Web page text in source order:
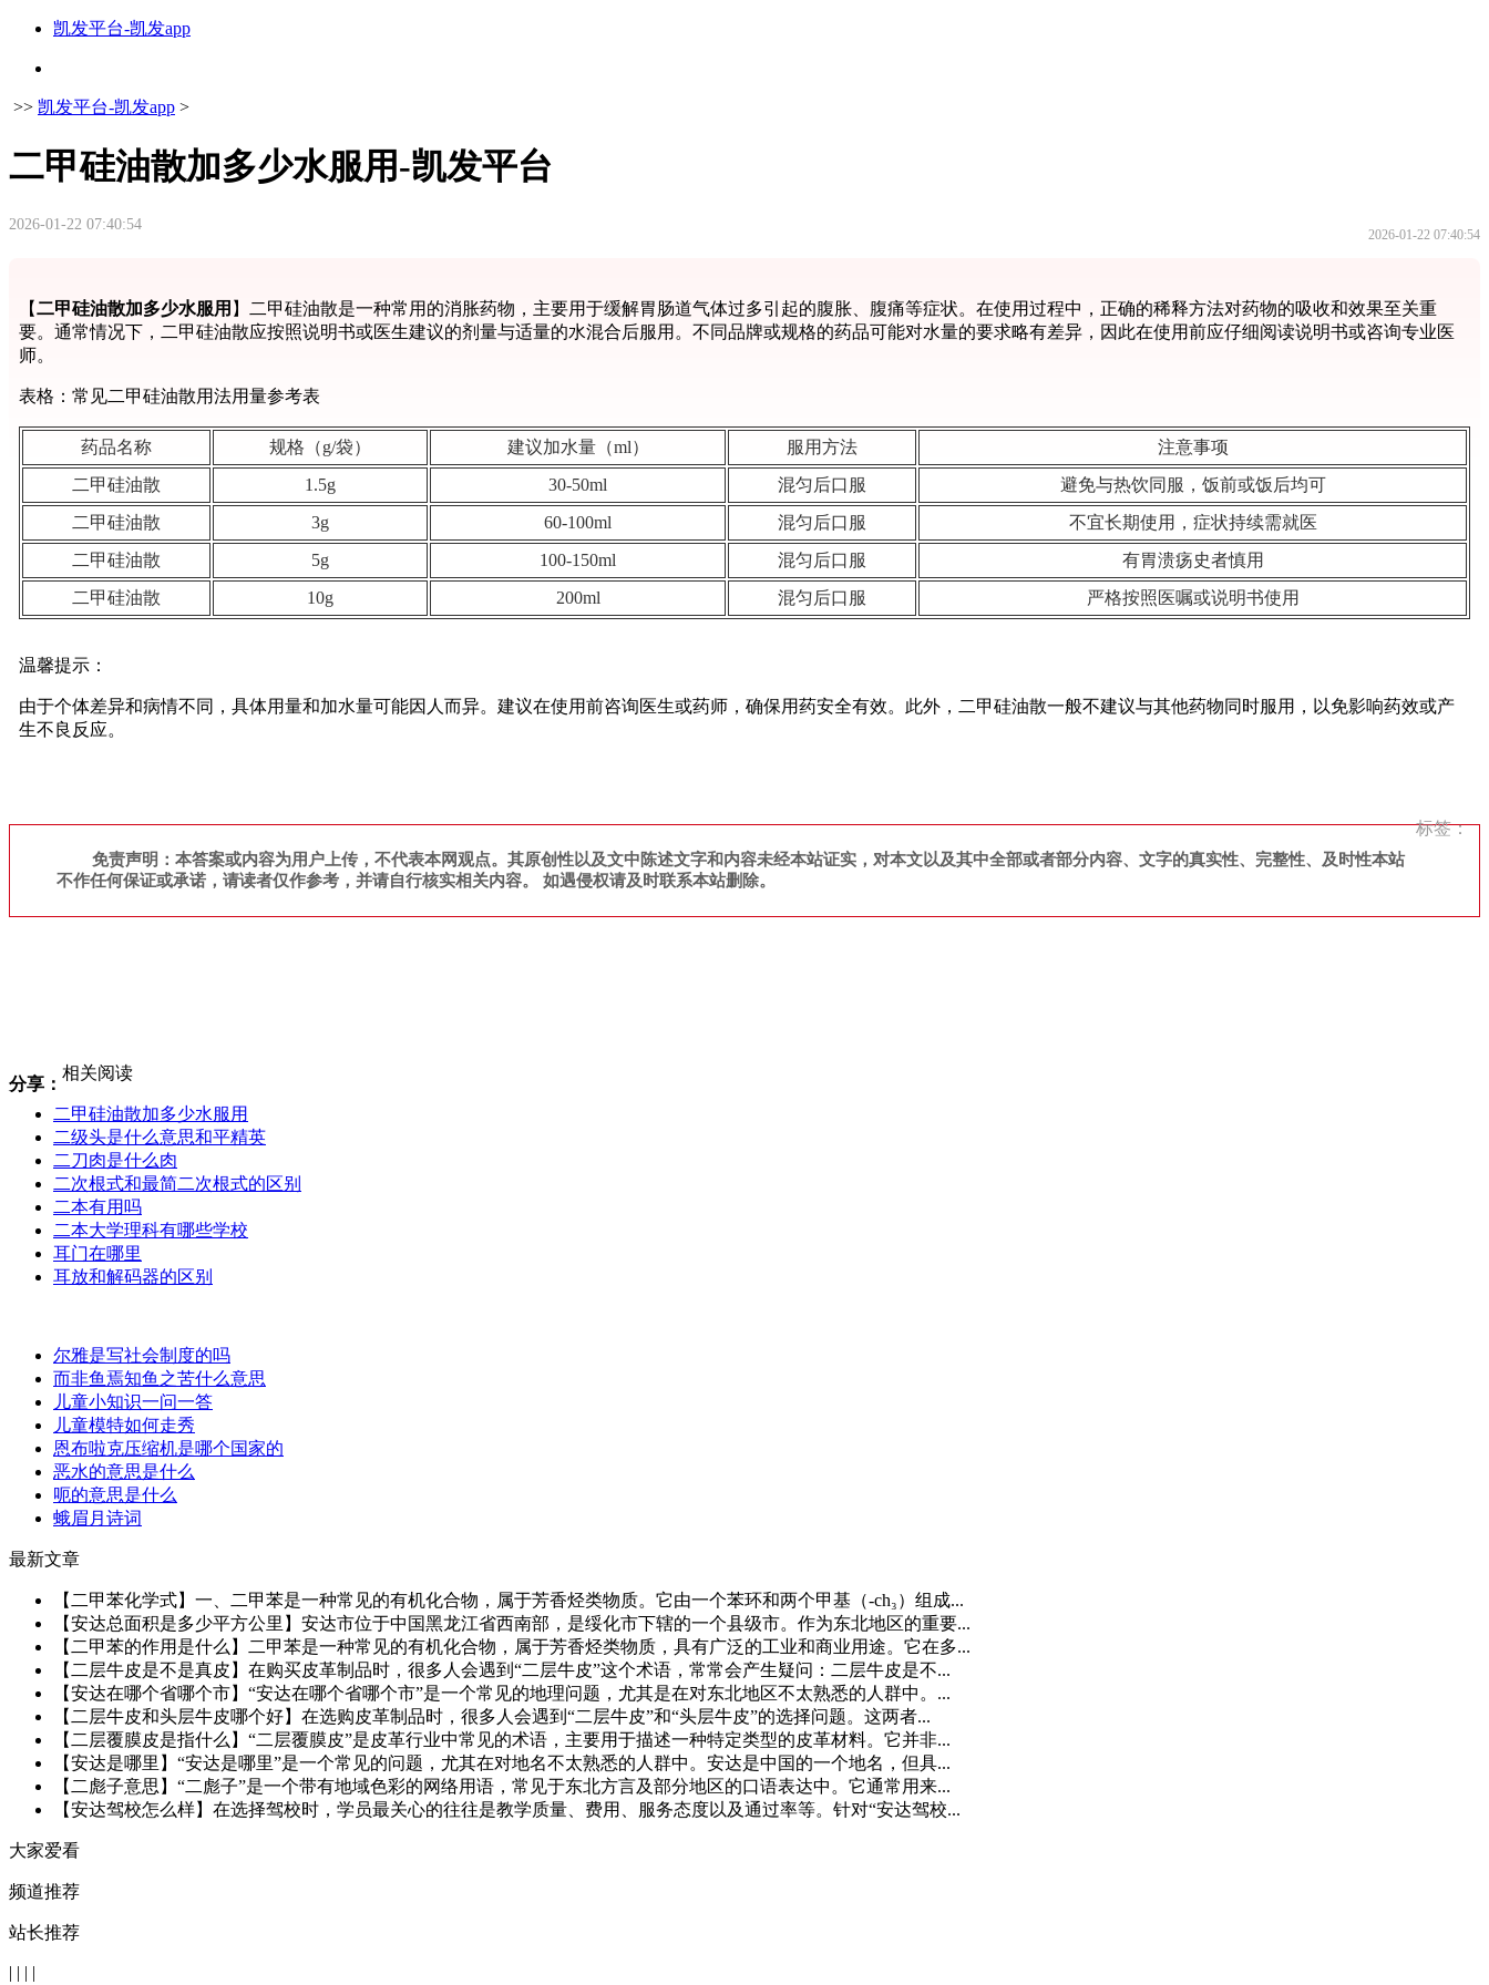
凯发平台-凯发app
>> 凯发平台-凯发app >
二甲硅油散加多少水服用-凯发平台
2026-01-22 07:40:54
2026-01-22 07:40:54
【二甲硅油散加多少水服用 】二甲硅油散是一种常用的消胀药物，主要用于缓解胃肠道气体过多引起的腹胀、腹痛等症状。在使用过程中，正确的稀释方法对药物的吸收和效果至关重
要。通常情况下，二甲硅油散应按照说明书或医生建议的剂量与适量的水混合后服用。不同品牌或规格的药品可能对水量的要求略有差异，因此在使用前应仔细阅读说明书或咨询专业医
师。
表格：常见二甲硅油散用法用量参考表
药品名称 规格（g/袋） 建议加水量（ml） 服用方法
注意事项
二甲硅油散
1.5g 30-50ml 混匀后口服
避免与热饮同服，饭前或饭后均可
二甲硅油散
3g 60-100ml 混匀后口服
不宜长期使用，症状持续需就医
二甲硅油散
5g 100-150ml 混匀后口服
有胃溃疡史者慎用
二甲硅油散
10g 200ml 混匀后口服 严格按照医嘱或说明书使用
温馨提示：
由于个体差异和病情不同，具体用量和加水量可能因人而异。建议在使用前咨询医生或药师，确保用药安全有效。此外，二甲硅油散一般不建议与其他药物同时服用，以免影响药效或产
生不良反应。
标签：
免责声明：本答案或内容为用户上传，不代表本网观点。其原创性以及文中陈述文字和内容未经本站证实，对本文以及其中全部或者部分内容、文字的真实性、完整性、及时性本站
不作任何保证或承诺，请读者仅作参考，并请自行核实相关内容。 如遇侵权请及时联系本站删除。
分享：
相关阅读
二甲硅油散加多少水服用
二级头是什么意思和平精英
二刀肉是什么肉
二次根式和最简二次根式的区别
二本有用吗
二本大学理科有哪些学校
耳门在哪里
耳放和解码器的区别
尔雅是写社会制度的吗
而非鱼焉知鱼之苦什么意思
儿童小知识一问一答
儿童模特如何走秀
恩布啦克压缩机是哪个国家的
恶水的意思是什么
呃的意思是什么
蛾眉月诗词
最新文章
【二甲苯化学式】一、二甲苯是一种常见的有机化合物，属于芳香烃类物质。它由一个苯环和两个甲基（-ch₃）组成...
【安达总面积是多少平方公里】安达市位于中国黑龙江省西南部，是绥化市下辖的一个县级市。作为东北地区的重要...
【二甲苯的作用是什么】二甲苯是一种常见的有机化合物，属于芳香烃类物质，具有广泛的工业和商业用途。它在多...
【二层牛皮是不是真皮】在购买皮革制品时，很多人会遇到“二层牛皮”这个术语，常常会产生疑问：二层牛皮是不...
【安达在哪个省哪个市】“安达在哪个省哪个市”是一个常见的地理问题，尤其是在对东北地区不太熟悉的人群中。...
【二层牛皮和头层牛皮哪个好】在选购皮革制品时，很多人会遇到“二层牛皮”和“头层牛皮”的选择问题。这两者...
【二层覆膜皮是指什么】“二层覆膜皮”是皮革行业中常见的术语，主要用于描述一种特定类型的皮革材料。它并非...
【安达是哪里】“安达是哪里”是一个常见的问题，尤其在对地名不太熟悉的人群中。安达是中国的一个地名，但具...
【二彪子意思】“二彪子”是一个带有地域色彩的网络用语，常见于东北方言及部分地区的口语表达中。它通常用来...
【安达驾校怎么样】在选择驾校时，学员最关心的往往是教学质量、费用、服务态度以及通过率等。针对“安达驾校...
大家爱看
频道推荐
站长推荐
| | | |